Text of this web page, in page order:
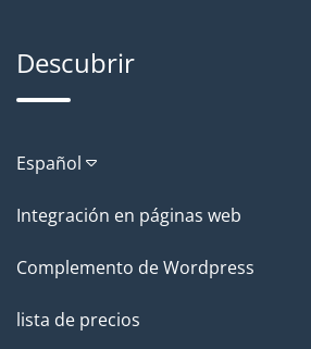
Descubrir
Español
Integración en páginas web
Complemento de Wordpress
lista de precios